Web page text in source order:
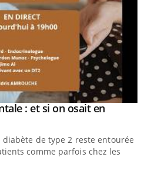
: et si on osait en
de type 2 reste entourée
comme parfois chez les